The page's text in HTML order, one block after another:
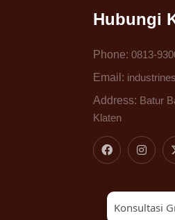
Hubungi
Phone: 0813-
Email:
Address: Batur
Klaten